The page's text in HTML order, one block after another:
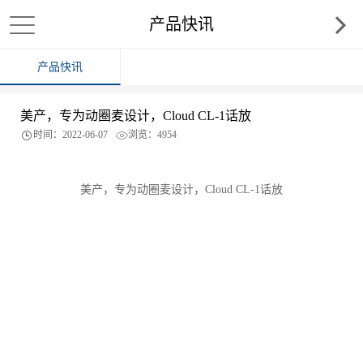
产品快讯
产品快讯
美产，专为动圈麦设计，Cloud CL-1话放
时间：2022-06-07 浏览：4954
美产，专为动圈麦设计，Cloud CL-1话放